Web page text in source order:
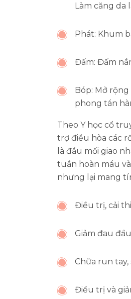
Làm căng da
Phát: Khum
Đấm: Đấm
Bóp: Mở
phong tán
Theo Y học cổ
trợ điều hòa các
là đầu mối giao
tuần hoàn máu
nhưng lại mang
Điều trị, cải
Giảm đau
Chữa run tay,
Điều trị và